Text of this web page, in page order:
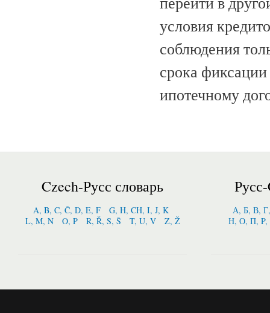
условия
соблюдения
срока
ипотечному
Czech-Русс словарь
A, B, C, Č, D, E, F
G, H, CH, I, J, K
L, M, N
O, P R, Ř, S, Š T, U, V Z, Ž
А, Б, В,
Н, О, П,